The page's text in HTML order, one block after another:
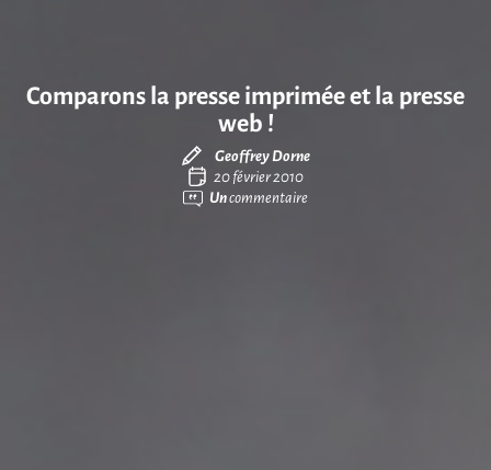
Comparons la presse imprimée et la presse
web !
Geoffrey Dorne
20 février 2010
Uncommentaire